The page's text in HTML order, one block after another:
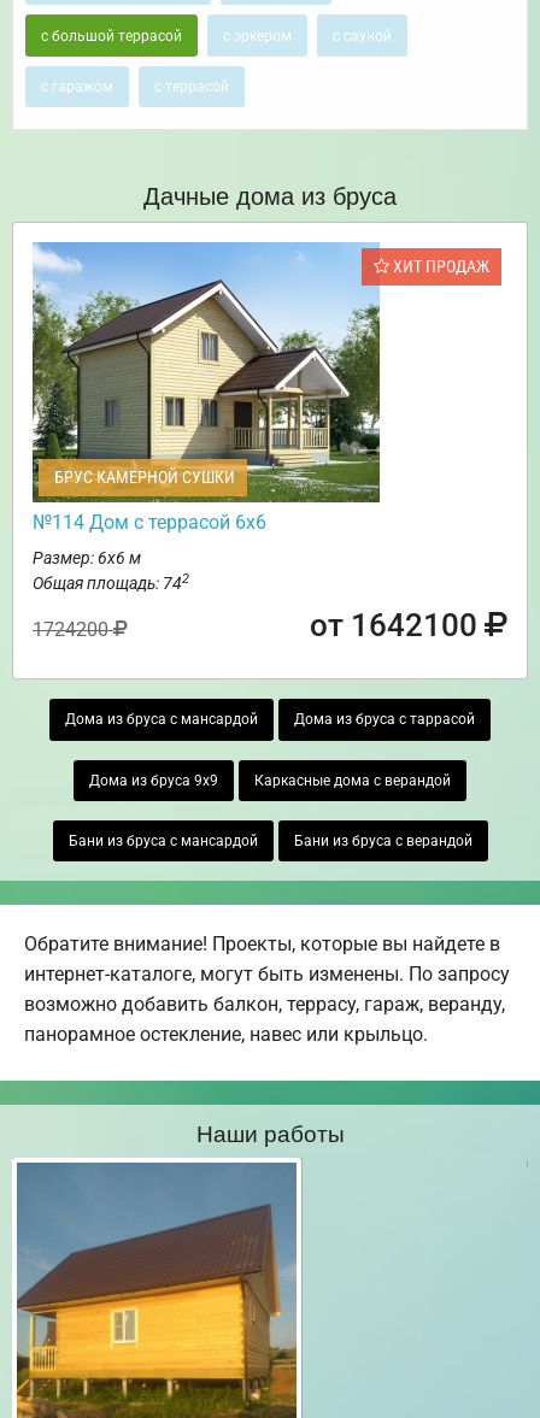
с большой террасой с эркером с сауной
с гаражом с террасой
Дачные дома из бруса
ХИТ ПРОДАЖ
БРУС КАМЕРНОЙ СУШКИ
№114 Дом с террасой 6х6
Размер: 6х6 м
Общая площадь: 742
1724200 от 1642100
Дома из бруса с мансардой Дома из бруса с таррасой
Дома из бруса 9х9 Каркасные дома с верандой
Бани из бруса с мансардой Бани из бруса с верандой
Обратите внимание! Проекты, которые вы найдете в
интернет-каталоге, могут быть изменены. По запросу
возможно добавить балкон, террасу, гараж, веранду,
панорамное остекление, навес или крыльцо.
Наши работы